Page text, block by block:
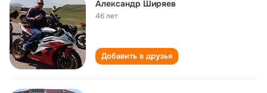
Александр Ширяев
46 лет
Добавить в друзья